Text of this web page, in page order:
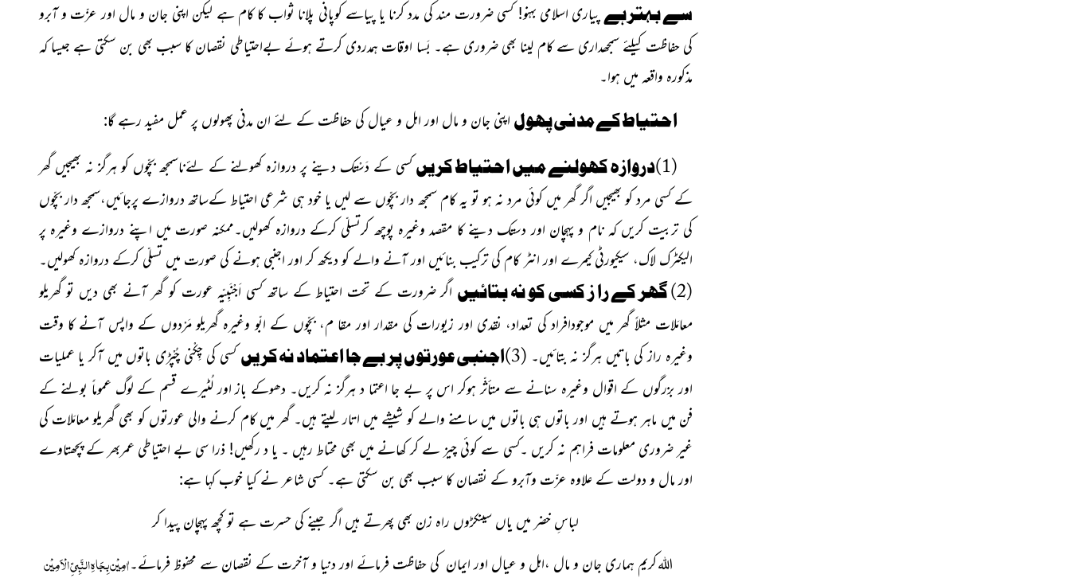
سے بہتر ہے پیاری اسلامی بہنو! کسی ضرورت مند کی مدد کرنا یا پیاسے کوپانی پلانا ثواب کا کام ہے لیکن اپنی جان و مال اور عزّت و آبرو
کی حفاظت کیلئے سمجھداری سے کام لینا بھی ضروری ہے۔ بَسا اوقات ہمدردی کرتے ہوئے بےاحتیاطی نقصان کا سبب بھی بن سکتی ہے جیسا کہ
مذکورہ واقعہ میں ہوا۔
احتیاط کے مدنی پھول اپنی جان و مال اور اہل و عیال کی حفاظت کے لئے ان مدنی پھولوں پر عمل مفید رہے گا:
(1)دروازہ کھولنے میں احتیاط کریں
کسی کے دَسْتک دینے پر دروازہ کھولنے کے لئےناسمجھ بچّوں کو ہرگز نہ بھیجیں گھر
کے کسی مرد کو بھیجیں اگر گھر میں کوئی مرد نہ ہو تو یہ کام سمجھ دار بچّوں سے لیں یا خود ہی شرعی احتیاط کےساتھ دروازے پرجائیں،سمجھ دار بچّوں
کی تربیت کریں کہ نام و پہچان اور دستک دینے کا مقصد وغیرہ پوچھ کرتسلّی کرکے دروازہ کھولیں۔ممکنہ صورت میں اپنے دروازے وغیرہ پر
الیکٹرک لاک، سیکیورٹی کیمرے اور انٹر کام کی ترکیب بنائیں اور آنے والے کو دیکھ کر اور اجنبی ہونے کی صورت میں تسلّی کرکے دروازہ کھولیں۔
(2) گھر کے را ز کسی کو نہ بتائیں
اگر ضرورت کے تحت احتیاط کے ساتھ کسی اَجْنَبِیّہ عورت کو گھر آنے بھی دیں تو گھریلو
معامَلات مثلاً گھر میں موجودافراد کی تعداد، نقدی اور زیورات کی مقدار اور مقا م، بچّوں کے ابّو وغیرہ گھریلو مَرْدوں کے واپس آنے کا وقت
وغیرہ راز کی باتیں ہرگز نہ بتائیں۔ (3)اجنبی عورتوں پر بے جا اعتماد نہ کریں
کسی کی چِکْنی چُپْڑی باتوں میں آکر یا عملیات
اور بزرگوں کے اقوال وغیرہ سنانے سے متأثّر ہوکر اس پر بے جا اعتما د ہرگز نہ کریں۔ دھوکے باز اور لُٹیرے قسم کے لوگ عموماً بولنے کے
فن میں ماہر ہوتے ہیں اور باتوں ہی باتوں میں سامنے والے کو شیشے میں اتار لیتے ہیں۔ گھر میں کام کرنے والی عورتوں کو بھی گھریلو معامَلات کی
غیر ضروری معلومات فراہم نہ کریں ۔کسی سے کوئی چیز لے کر کھانے میں بھی محتاط رہیں ۔ یا د رکھیں! ذرا سی بے احتیاطی عمربھر کے پچھتاوے
اور مال و دولت کے علاوہ عزّت وآبرو کے نقصان کا سبب بھی بن سکتی ہے۔ کسی شاعر نے کیا خوب کہا ہے:
لباسِ خضر میں یاں سینکڑوں راہ زن بھی پھرتے ہیں اگر جینے کی حسرت ہے تو کچھ پہچان پیدا کر
اللہکریم ہماری جان و مال ،اہل و عیال اور ایمان کی حفاظت فرمائے اور دنیا و آخرت کے نقصان سے محفوظ فرمائے۔اٰمِیْن بِجَاہِ النَّبِیِّ الْاَمِیْن